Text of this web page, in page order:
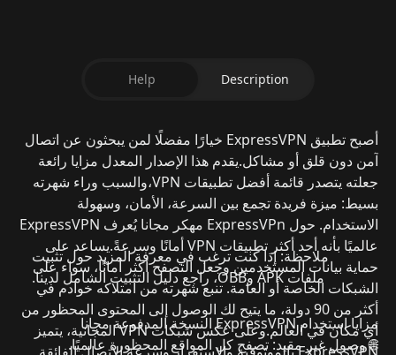
Description
Help
أصبح تطبيق ExpressVPN خيارًا مفضلًا لمن يبحثون عن اتصال
آمن دون قلق أو مشاكل.يقدم هذا الإصدار المعدل مزايا رائعة
جعلته يتصدر قائمة أفضل تطبيقات VPN،
والسبب وراء شهرته
بسيط: ميزة فريدة تجمع بين السرعة، الأمان، وسهولة
الاستخدام. حول ExpressVPn مهكر مجانا يُعرف ExpressVPN
عالميًا بأنهأحد أكثر تطبيقات VPN أمانًا وسرعةً .يساعد على
حماية بيانات المستخدمين وجعل التصفح أكثر أمانًا، سواء على
الشبكات الخاصة أو العامة.تنبع شهرته من امتلاكهخوادم في
أكثر من 90 دولة
، ما يتيح لك الوصول إلى المحتوى المحظور من
أي مكان في العالم.وعلى عكس شبكات VPN المجانية، يتميز
ملاحظة:إذا كنت ترغب في معرفة المزيد حول تثبيت
ملفات APK وOBB، راجع دليل التثبيت الشامل لدينا.
مزايا استخدام ExpressVPN النسخة المدفوعة مجانا
🌐وصول غير مقيد:تصفح كل المواقع المحظورة عالميًا.